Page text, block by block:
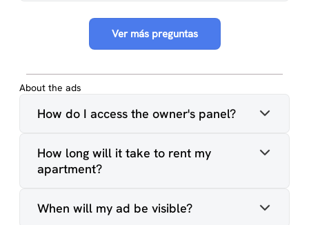
Ver más preguntas
About the ads
How do I access the owner's panel?
How long will it take to rent my
apartment?
When will my ad be visible?